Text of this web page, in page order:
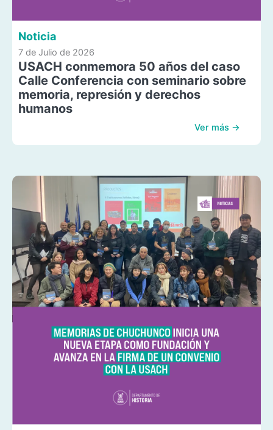
Noticia
7 de Julio de 2026
USACH conmemora 50 años del caso
Calle Conferencia con seminario sobre
memoria, represión y derechos
humanos
Ver más →